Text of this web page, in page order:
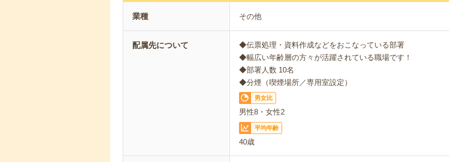
業種 その他
配属先について
◆伝票処理・資料作成などをおこなっている部署
◆幅広い年齢層の方々が活躍されている職場です！
◆部署人数 10名
◆分煙（喫煙場所／専用室設定）
男女比
男性8・女性2
平均年齢
40歳